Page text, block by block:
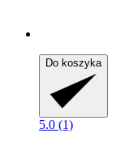
Do koszyka
5.0 (1)